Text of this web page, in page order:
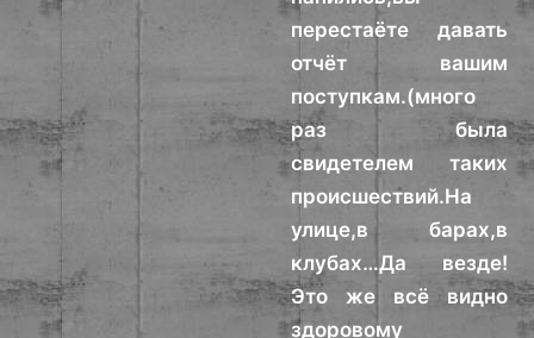
перестаёте давать
отчёт вашим
поступкам.(много
раз была
свидетелем таких
происшествий.На
улице,в барах,в
клубах…Да везде!
Это же всё видно
здоровому